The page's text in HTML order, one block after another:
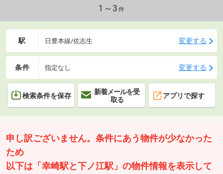
1～3 件
駅 日豊本線/佐志生 変更する
条件 指定なし 変更する
検索条件を保存
新着メールを受
取る
アプリで探す
申し訳ございません。条件にあう物件が少なかった
ため
以下は「幸崎駅と下ノ江駅」の物件情報を表示して